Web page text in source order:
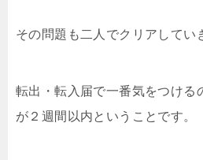
その問題も二人でクリアしてい
転出・転入届で一番気をつける
が２週間以内ということです。